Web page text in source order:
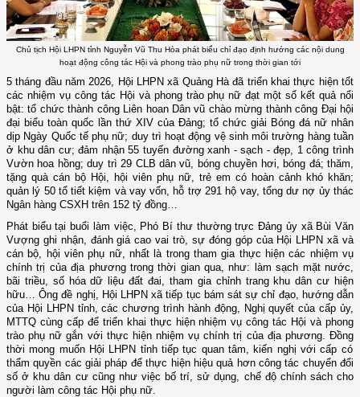
Chủ tịch Hội LHPN tỉnh Nguyễn Vũ Thu Hòa phát biểu chỉ đạo định hướng các nội dung
hoạt động công tác Hội và phong trào phụ nữ trong thời gian tới
5 tháng đầu năm 2026, Hội LHPN xã Quảng Hà đã triển khai thực hiện tốt
các nhiệm vụ công tác Hội và phong trào phụ nữ đạt một số kết quả nổi
bật:tổ chức thành công Liên hoan Dân vũ chào mừng thành công Đại hội
đại biểu toàn quốc lần thứ XIV của Đảng; tổ chức giải Bóng đá nữ nhân
dịp Ngày Quốc tế phụ nữ; duy trì hoạt động vệ sinh môi trường hàng tuần
ở khu dân cư; đảm nhận 55 tuyến đường xanh - sạch - đẹp, 1 công trình
Vườn hoa hồng; duy trì 29 CLB dân vũ, bóng chuyền hơi, bóng đá; thăm,
tặng quà cán bộ Hội, hội viên phụ nữ, trẻ em có hoàn cảnh khó khăn;
quản lý 50 tổ tiết kiệm và vay vốn, hỗ trợ 291 hộ vay, tổng dư nợ ủy thác
Ngân hàng CSXH trên 152 tỷ đồng…
Phát biểu tại buổi làm việc
Phó Bí thư thường trực Đảng ủy xã Bùi Văn
Vượng ghi nhận, đánh giá cao vai trò, sự đóng góp của Hội LHPN xã và
cán bộ, hội viên phụ nữ, nhất là trong tham gia thực hiện các nhiệm vụ
chính trị của địa phương trong thời gian qua, như: làm sạch mặt nước,
bãi triều, số hóa dữ liệu đất đai, tham gia chỉnh trang khu dân cư hiện
hữu… Ông đề nghị, Hội LHPN xã tiếp tục bám sátsự chỉ đạo, hướng dẫn
của Hội LHPN tỉnh,các chương trình hành động, Nghị quyết của cấp ủy,
MTTQ cùng cấp để triển khai thực hiện nhiệm vụ công tác Hội và phong
trào phụ nữ gắn với thực hiện nhiệm vụ chính trị của địa phương. Đồng
thờimong muốn Hội LHPN tỉnh tiếp tục quan tâm, kiến nghị với cấp có
thẩm quyền các giải pháp để thực hiện hiệu quả hơn công tác chuyển đổi
số ở khu dân cư cũng như việc bố trí, sử dụng, chế độ chính sách cho
người làm công tác Hội phụ nữ.